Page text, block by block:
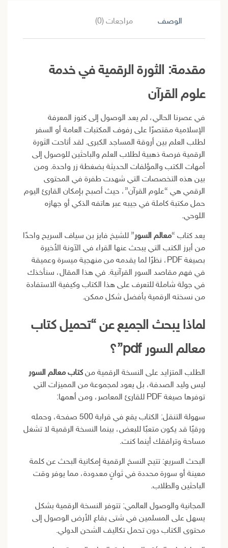
الوصف مراجعات (0)
مقدمة: الثورة الرقمية في خدمة
علوم القرآن
في عصرنا الحالي، لم يعد الوصول إلى كنوز المعرفة
الإسلامية مقتصرًا على رفوف المكتبات العامة أو السفر
لطلب العلم بين أروقة المساجد الكبرى. لقد أتاحت الثورة
الرقمية فرصة ذهبية لطلاب العلم والباحثين للوصول إلى
أمهات الكتب والمؤلفات الحديثة بضغطة زر واحدة. ومن
بين هذه التخصصات التي شهدت طفرة في المحتوى
الرقمي هي “علوم القرآن”، حيث أصبح بإمكان القارئ اليوم
حمل مكتبة كاملة في جيبه عبر هاتفه الذكي أو جهازه
اللوحي.
يعد كتاب “معالم السور” للشيخ فايز بن سياف السريح واحدًا
من أبرز الكتب التي يبحث عنها القراء في الآونة الأخيرة
بصيغة PDF، نظرًا لما يقدمه من منهجية ميسرة وعميقة
في فهم مقاصد السور القرآنية. في هذا المقال، سنأخذك
في جولة شاملة للتعرف على هذا الكتاب وكيفية الاستفادة
من نسخته الرقمية بأفضل شكل ممكن.
لماذا يبحث الجميع عن “تحميل كتاب
معالم السور pdf”؟
الطلب المتزايد على النسخة الرقمية من كتاب معالم السور
ليس وليد الصدفة، بل يعود لمجموعة من المميزات التي
توفرها صيغة PDF للقارئ المعاصر، ومن أهمها:
سهولة التنقل: الكتاب يقع في قرابة 500 صفحة، وحمله
ورقيًا قد يكون متعبًا للبعض، بينما النسخة الرقمية لا تشغل
مساحة وترافقك أينما كنت.
البحث السريع: تتيح النسخ الرقمية إمكانية البحث عن كلمة
معينة أو سورة محددة في ثوانٍ معدودة، مما يوفر وقت
الباحثين والطلاب.
المجانية والوصول العالمي: تتوفر النسخة الرقمية بشكل
يسهل على المسلمين في شتى بقاع الأرض الوصول إلى
محتوى الكتاب دون تحمل تكاليف الشحن الدولي.